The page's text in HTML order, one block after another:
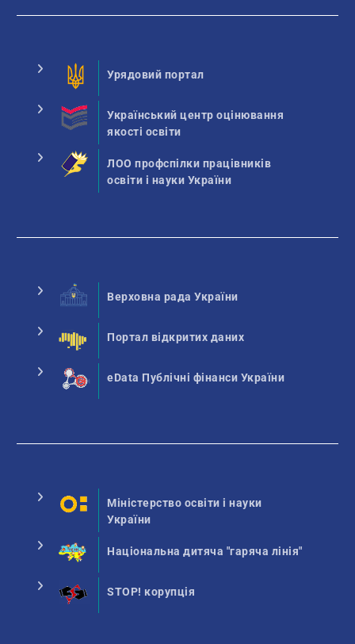
Урядовий портал
Український центр оцінювання
якості освіти
ЛОО профспілки працівників
освіти і науки України
Верховна рада України
Портал відкритих даних
eData Публічні фінанси України
Міністерство освіти і науки
України
Національна дитяча "гаряча лінія"
STOP! корупція